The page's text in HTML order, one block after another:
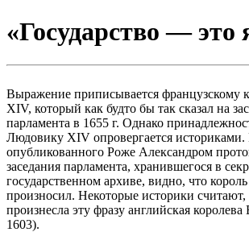
«Государство — это
Выражение приписывается французскому
XIV, который как будто бы так сказал на
парламента в 1655 г. Однако
Людовику XIV опровергается историками.
опубликованного Роже Александром
заседания парламента, хранившегося в
государственном архиве, видно, что
произносил. Некоторые историки считают,
произнесла эту фразу английская королева
1603).